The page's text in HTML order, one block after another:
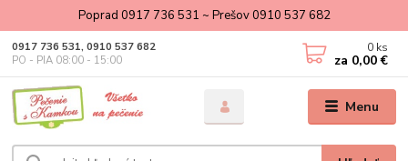
Poprad 0917 736 531 ~ Prešov 0910 537 682
Menu
0917 736 531, 0910 537 682
PO - PIA 08:00 - 15:00
0 ks
za 0,00 €